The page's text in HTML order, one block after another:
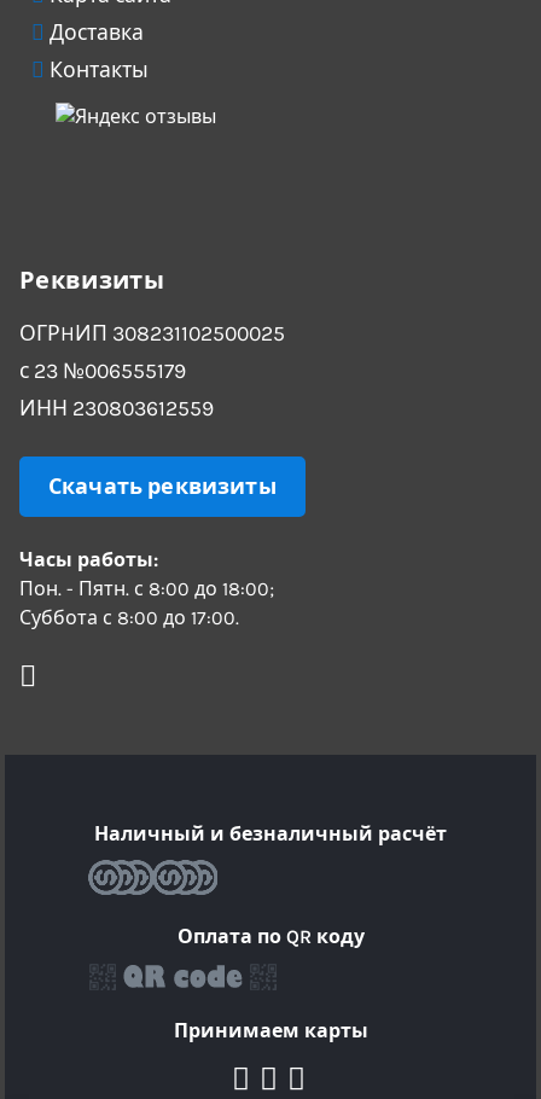
Доставка
Контакты
Реквизиты
ОГРHИП 308231102500025
с 23 №006555179
ИНН 230803612559
Скачать реквизиты
Часы работы:
Пон. - Пятн. с 8:00 до 18:00;
Суббота с 8:00 до 17:00.
Наличный и безналичный расчёт
Оплата по QR коду
Принимаем карты